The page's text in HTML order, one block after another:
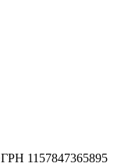
1157847365895